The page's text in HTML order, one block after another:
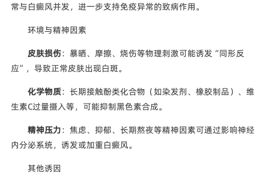
常与白癜风并发，进一步支持免疫异常的致病作用。
环境与精神因素
皮肤损伤：暴晒、摩擦、烧伤等物理刺激可能诱发“同形反
应”，导致正常皮肤出现白斑。
化学物质：长期接触酚类化合物（如染发剂、橡胶制品）、维
生素C过量摄入等，可能抑制黑色素合成。
精神压力：焦虑、抑郁、长期熬夜等精神因素可通过影响神经
内分泌系统，诱发或加重白癜风。
其他诱因